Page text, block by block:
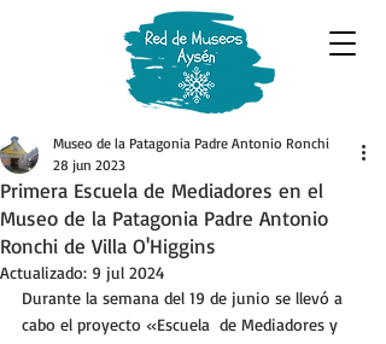
Primera Escuela de Mediadores en el
Museo de la Patagonia Padre Antonio
Ronchi de Villa O'Higgins
Museo de la Patagonia Padre Antonio Ronchi
28 jun 2023
Actualizado: 9 jul 2024
Durante la semana del 19 de junio se llevó a
cabo el proyecto «Escuela  de Mediadores y